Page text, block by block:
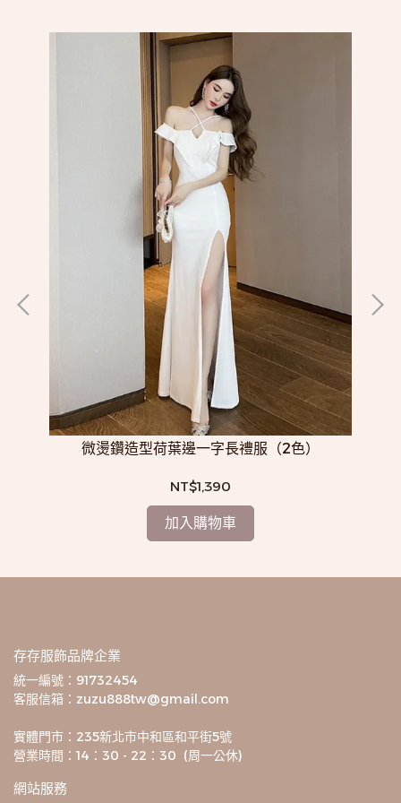
微燙鑽造型荷葉邊一字長禮服（2色）
NT$1,390
加入購物車
存存服飾品牌企業
統一編號：91732454
客服信箱：zuzu888tw@gmail.com
實體門市：235新北市中和區和平街5號
營業時間：14：30 - 22：30  (周一公休)
網站服務